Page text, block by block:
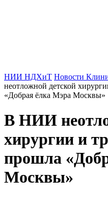
НИИ НДХиТ Новости
неотложной детской
«Добрая ёлка Мэра Москвы»
В НИИ
хирургии и
прошла
Москвы»